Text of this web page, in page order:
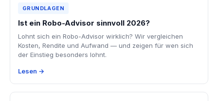
GRUNDLAGEN
Ist ein Robo-Advisor sinnvoll 2026?
Lohnt sich ein Robo-Advisor wirklich? Wir vergleichen
Kosten, Rendite und Aufwand — und zeigen für wen sich
der Einstieg besonders lohnt.
Lesen →